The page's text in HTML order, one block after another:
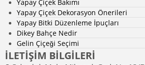
Yapay Çiçek Bakımı
Yapay Çiçek Dekorasyon Önerileri
Yapay Bitki Düzenleme İpuçları
Dikey Bahçe Nedir
Gelin Çiçeği Seçimi
İLETİŞİM BİLGİLERİ